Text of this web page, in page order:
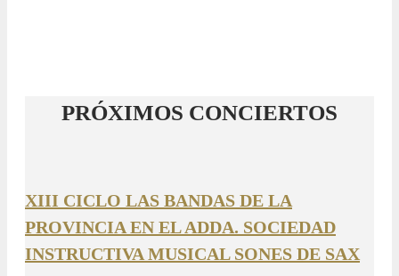
PRÓXIMOS CONCIERTOS
XIII CICLO LAS BANDAS DE LA
PROVINCIA EN EL ADDA. SOCIEDAD
INSTRUCTIVA MUSICAL SONES DE SAX